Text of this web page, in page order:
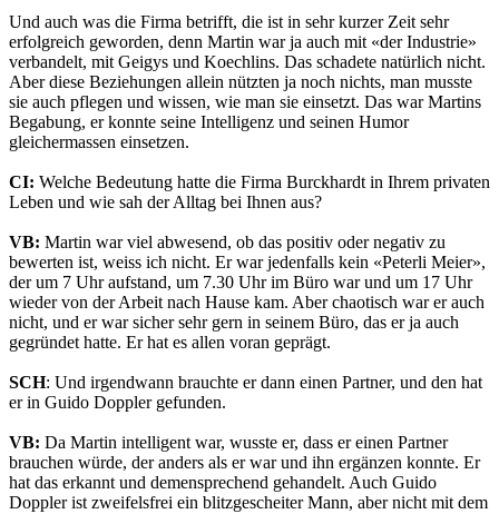
Und auch was die Firma betrifft, die ist in sehr kurzer Zeit sehr
erfolgreich geworden, denn Martin war ja auch mit «der Industrie»
verbandelt, mit Geigys und Koechlins. Das schadete natürlich nicht.
Aber diese Beziehungen allein nützten ja noch nichts, man musste
sie auch pflegen und wissen, wie man sie einsetzt. Das war Martins
Begabung, er konnte seine Intelligenz und seinen Humor
gleichermassen einsetzen.
CI: Welche Bedeutung hatte die Firma Burckhardt in Ihrem privaten
Leben und wie sah der Alltag bei Ihnen aus?
VB: Martin war viel abwesend, ob das positiv oder negativ zu
bewerten ist, weiss ich nicht. Er war jedenfalls kein «Peterli Meier»,
der um 7 Uhr aufstand, um 7.30 Uhr im Büro war und um 17 Uhr
wieder von der Arbeit nach Hause kam. Aber chaotisch war er auch
nicht, und er war sicher sehr gern in seinem Büro, das er ja auch
gegründet hatte. Er hat es allen voran geprägt.
SCH: Und irgendwann brauchte er dann einen Partner, und den hat
er in Guido Doppler gefunden.
VB: Da Martin intelligent war, wusste er, dass er einen Partner
brauchen würde, der anders als er war und ihn ergänzen konnte. Er
hat das erkannt und demensprechend gehandelt. Auch Guido
Doppler ist zweifelsfrei ein blitzgescheiter Mann, aber nicht mit dem